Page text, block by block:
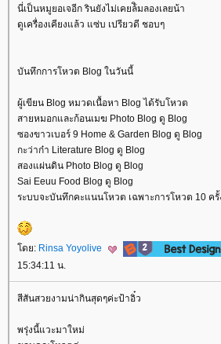
นี่เป็นหมูยอเจอีก รินยังไม่เคยล้ิมลองเลยน้า
ดูเครื่องเคียงแล้ว แซ่บ เปรียวดี ชอบๆ
บันทึกการโหวต Blog ในวันนี้
ผู้เขียน Blog หมวดเนื้อหา Blog ได้รับโหวต
สายหมอกและก้อนเมฆ Photo Blog ดู Blog
ซองขาวเบอร์ 9 Home & Garden Blog ดู Blog
กะว่าก๋า Literature Blog ดู Blog
สองแผ่นดิน Photo Blog ดู Blog
Sai Eeuu Food Blog ดู Blog
ระบบจะบันทึกคะแนนโหวต เฉพาะการโหวต 10 ค
ดย: Rinsa Yoyolive
15:34:11 น.
สีสันสวยงามน่ากินสุดๆค่ะป้าอิ๋ว
พรุ่งนี้แวะมาใหม่